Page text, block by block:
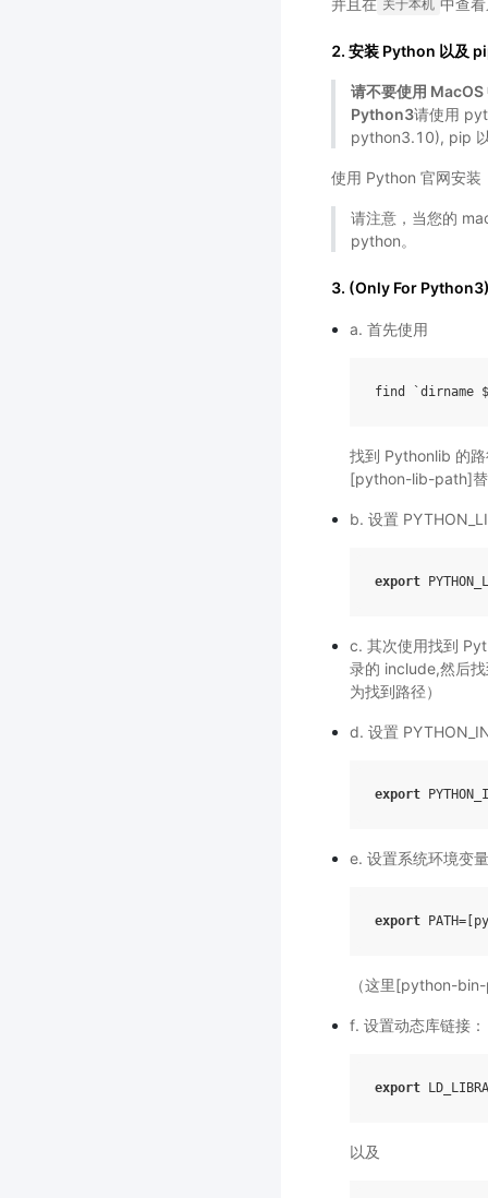
关于本机
2. 安装 Python 以及
请不要使用
Python3请使用
python3.10), pip
使用 Python 官网安装
请注意，当您的
python。
3. (Only For
a. 首先使用
find `dirname
找到 Pythonlib 的
[python-lib-path]替
b. 设置
export
c. 其次使用找到
录的 include,然后
为找到路径）
d. 设置
export
e. 设置系统环境变
export
（这里[python-
f. 设置动态库链接：
export
以及